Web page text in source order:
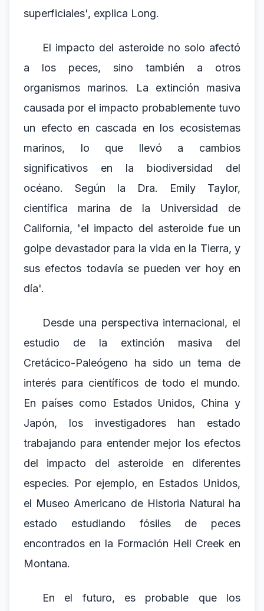
superficiales', explica Long.
El impacto del asteroide no solo afectó
a los peces, sino también a otros
organismos marinos. La extinción masiva
causada por el impacto probablemente tuvo
un efecto en cascada en los ecosistemas
marinos, lo que llevó a cambios
significativos en la biodiversidad del
océano. Según la Dra. Emily Taylor,
científica marina de la Universidad de
California, 'el impacto del asteroide fue un
golpe devastador para la vida en la Tierra, y
sus efectos todavía se pueden ver hoy en
día'.
Desde una perspectiva internacional, el
estudio de la extinción masiva del
Cretácico-Paleógeno ha sido un tema de
interés para científicos de todo el mundo.
En países como Estados Unidos, China y
Japón, los investigadores han estado
trabajando para entender mejor los efectos
del impacto del asteroide en diferentes
especies. Por ejemplo, en Estados Unidos,
el Museo Americano de Historia Natural ha
estado estudiando fósiles de peces
encontrados en la Formación Hell Creek en
Montana.
En el futuro, es probable que los